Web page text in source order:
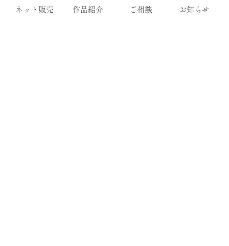
ネット販売 作品紹介 ご相談 お知らせ